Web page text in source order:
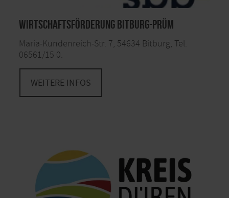
Wirtschaftsförderung Bitburg-Prüm
Maria-Kundenreich-Str. 7, 54634 Bitburg, Tel.
06561/15 0.
WEITERE INFOS